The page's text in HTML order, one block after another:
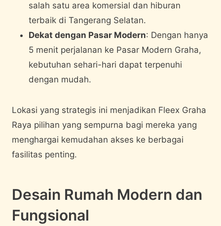
salah satu area komersial dan hiburan
terbaik di Tangerang Selatan.
Dekat dengan Pasar Modern: Dengan hanya
5 menit perjalanan ke Pasar Modern Graha,
kebutuhan sehari-hari dapat terpenuhi
dengan mudah.
Lokasi yang strategis ini menjadikan Fleex Graha
Raya pilihan yang sempurna bagi mereka yang
menghargai kemudahan akses ke berbagai
fasilitas penting.
Desain Rumah Modern dan
Fungsional